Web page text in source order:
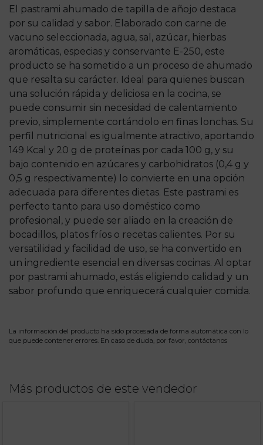
El pastrami ahumado de tapilla de añojo destaca
por su calidad y sabor. Elaborado con carne de
vacuno seleccionada, agua, sal, azúcar, hierbas
aromáticas, especias y conservante E-250, este
producto se ha sometido a un proceso de ahumado
que resalta su carácter. Ideal para quienes buscan
una solución rápida y deliciosa en la cocina, se
puede consumir sin necesidad de calentamiento
previo, simplemente cortándolo en finas lonchas. Su
perfil nutricional es igualmente atractivo, aportando
149 Kcal y 20 g de proteínas por cada 100 g, y su
bajo contenido en azúcares y carbohidratos (0,4 g y
0,5 g respectivamente) lo convierte en una opción
adecuada para diferentes dietas. Este pastrami es
perfecto tanto para uso doméstico como
profesional, y puede ser aliado en la creación de
bocadillos, platos fríos o recetas calientes. Por su
versatilidad y facilidad de uso, se ha convertido en
un ingrediente esencial en diversas cocinas. Al optar
por pastrami ahumado, estás eligiendo calidad y un
sabor profundo que enriquecerá cualquier comida.
La información del producto ha sido procesada de forma automática con lo
que puede contener errores. En caso de duda, por favor, contáctanos
Más productos de este vendedor